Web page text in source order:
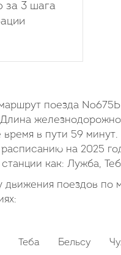
за 3 шага
поезда №675Ы
в пути 59
на 2025
как: Лужба,
движения поездов
Теба Бельсу